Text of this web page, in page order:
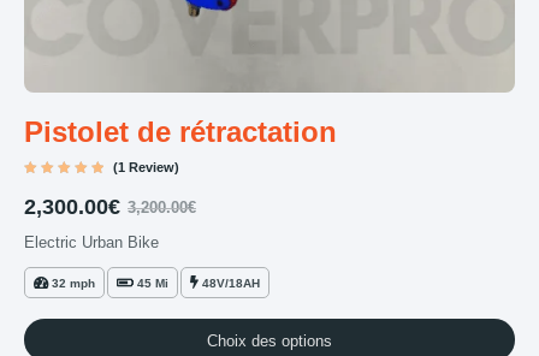
Pistolet de rétractation
5.00
sur 5
(1 Review)
2,300.00€ 3,200.00€
Electric Urban Bike
32 mph 45 Mi 48V/18AH
Choix des options